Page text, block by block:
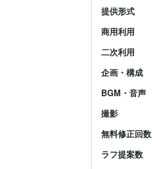
提供形式
商用利用
二次利用
企画・構成
BGM・音声
撮影
無料修正回数
ラフ提案数